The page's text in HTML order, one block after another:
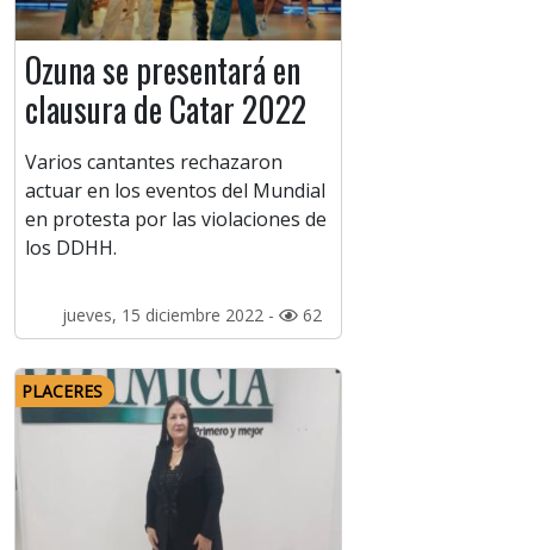
Ozuna se presentará en
clausura de Catar 2022
Varios cantantes rechazaron
actuar en los eventos del Mundial
en protesta por las violaciones de
los DDHH.
jueves, 15 diciembre 2022 - 62
PLACERES